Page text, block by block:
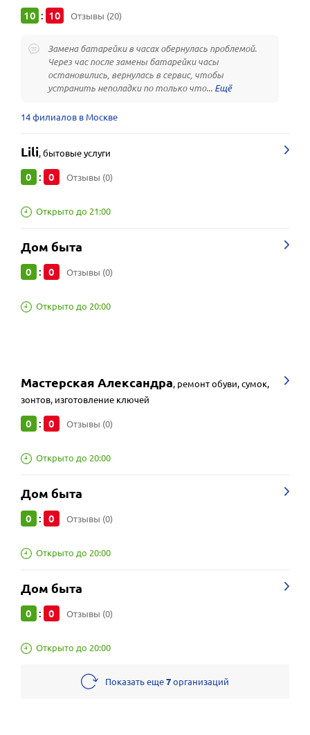
10 : 10 Отзывы (20)
Замена батарейки в часах обернулась проблемой.
Через час после замены батарейки часы
остановились, вернулась в сервис, чтобы
устранить неполадки по только что...
14 филиалов в Москве
Lili,бытовые услуги
0 : 0 Отзывы (0)
Открыто до 21:00
Дом быта
0 : 0 Отзывы (0)
Открыто до 20:00
Мастерская Александра, ремонт обуви, сумок,
зонтов, изготовление ключей
0 : 0 Отзывы (0)
Открыто до 20:00
Дом быта
0 : 0 Отзывы (0)
Открыто до 20:00
Дом быта
0 : 0 Отзывы (0)
Открыто до 20:00
Показать еще7организаций